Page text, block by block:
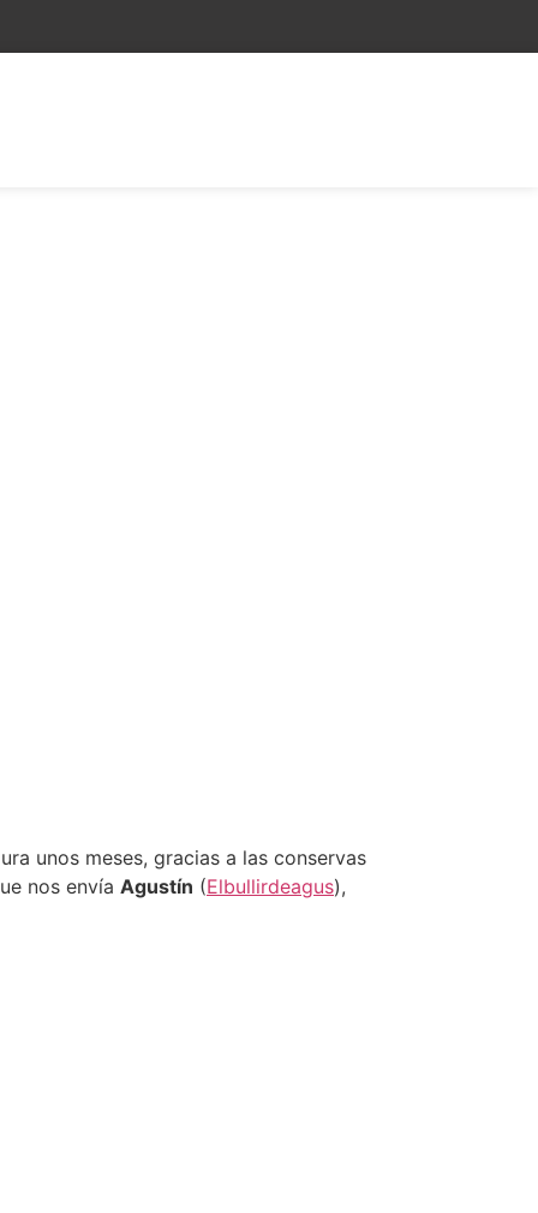
unos meses, gracias a las conservas
nos envía Agustín (Elbullirdeagus),